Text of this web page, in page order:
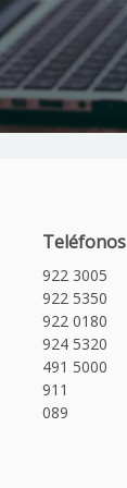
Teléfonos
922 3005
922 5350
922 0180
924 5320
491 5000
911
089